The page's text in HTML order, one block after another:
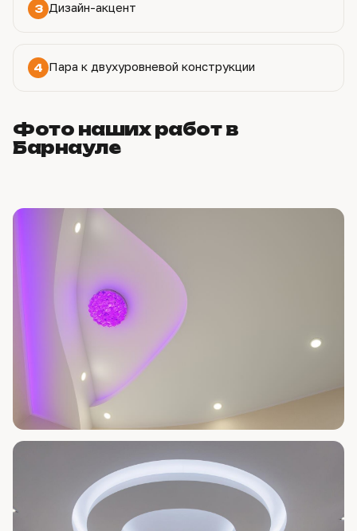
3 Дизайн-акцент
4 Пара к двухуровневой конструкции
Фото наших работ в
Барнауле